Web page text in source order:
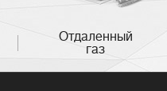
Отдаленный
газ